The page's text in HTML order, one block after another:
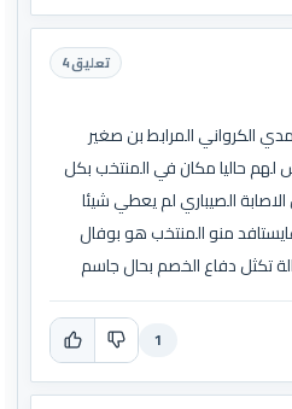
تعليق 4
الكرواني المرابط بن صغير
لهم حاليا مكان في المنتخب بكل
الصيباري لم يعطي شيئا
منو المنتخب هو بوفال
تكثل دفاع الخصم بحال جاسم
1